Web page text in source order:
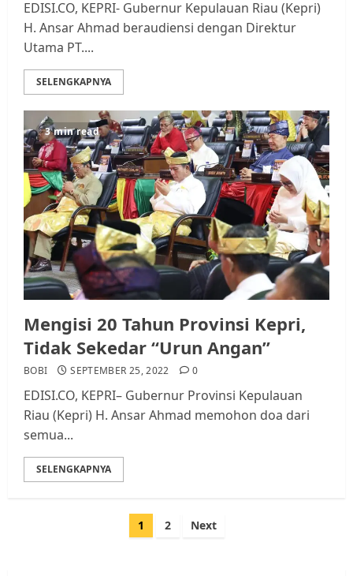
EDISI.CO, KEPRI- Gubernur Kepulauan Riau (Kepri)
H. Ansar Ahmad beraudiensi dengan Direktur
Utama PT....
SELENGKAPNYA
3 min read
Mengisi 20 Tahun Provinsi Kepri,
Tidak Sekedar “Urun Angan”
BOBI SEPTEMBER 25, 2022 0
EDISI.CO, KEPRI– Gubernur Provinsi Kepulauan
Riau (Kepri) H. Ansar Ahmad memohon doa dari
semua...
SELENGKAPNYA
1 2 Next
3
Datangi Pemko Batam, Warga
Rempang Protes Lahan Mereka
Diambil untuk Sekolah Rakyat
JULI 21, 2026
4
Warga Rempang Ajukan
Audiensi dengan Wali Kota
Batam, Soroti Aktivitas yang
Resahkan Warga
JULI 17, 2026 0
Tim Advokasi Desak BP Batam
Pemko Batam Tegaskan RT dan